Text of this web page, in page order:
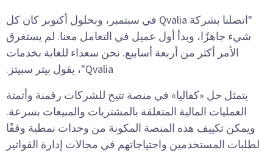
"اتصلنا بشركة Qvalia في سبتمبر، وبحلول أكتوبر كان كل
شيء جاهزًا، وبدأ أول عميل في التعامل معنا. لم يستغرق
الأمر أكثر من أربعة أسابيع. نحن سعداء للغاية بخدمات
Qvalia"، يقول بيتر سبيتز.
يتمثل حل «كفاليا» في منصة تتيح للشركات رقمنة وأتمتة
العمليات المالية المتعلقة بالمشتريات والمبيعات بسرعة.
ويمكن تكييف هذه المنصة المكونة من وحدات نمطية وفقًا
لطلبات المستخدمين واحتياجاتهم في مجالات إدارة الفواتير